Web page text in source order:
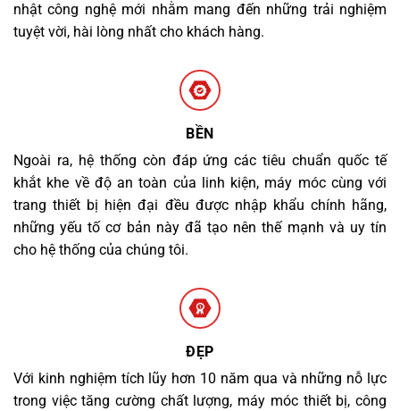
nhật công nghệ mới nhằm mang đến những trải nghiệm
tuyệt vời, hài lòng nhất cho khách hàng.
BỀN
Ngoài ra, hệ thống còn đáp ứng các tiêu chuẩn quốc tế
khắt khe về độ an toàn của linh kiện, máy móc cùng với
trang thiết bị hiện đại đều được nhập khẩu chính hãng,
những yếu tố cơ bản này đã tạo nên thế mạnh và uy tín
cho hệ thống của chúng tôi.
ĐẸP
Với kinh nghiệm tích lũy hơn 10 năm qua và những nỗ lực
trong việc tăng cường chất lượng, máy móc thiết bị, công